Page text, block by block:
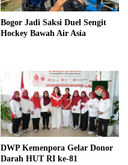
Bogor Jadi Saksi Duel Sengit
Hockey Bawah Air Asia
DWP Kemenpora Gelar Donor
Darah HUT RI ke-81